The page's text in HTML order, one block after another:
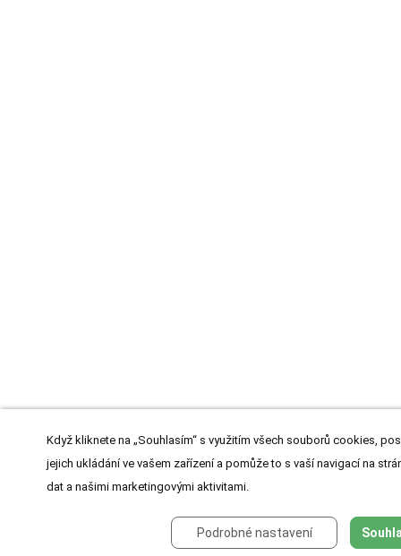
Když kliknete na „Souhlasím“ s využitím všech souborů cookies,
jejich ukládání ve vašem zařízení a pomůže to s vaší navigací na
dat a našimi marketingovými aktivitami.
Podrobné nastavení